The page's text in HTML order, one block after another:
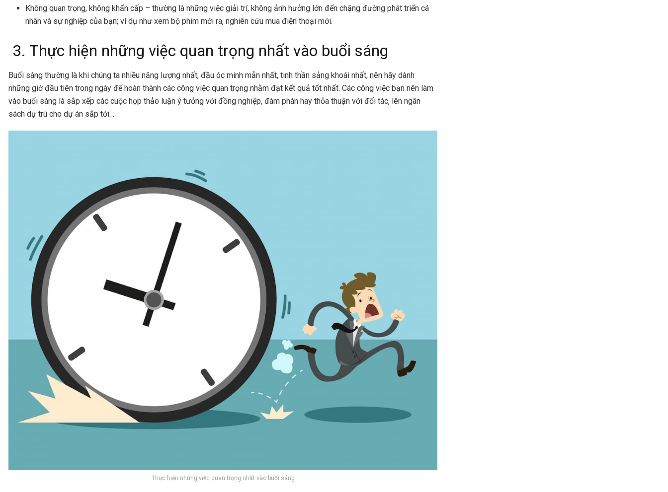
Không quan trọng, không khẩn cấp – thường là những việc giải trí, không ảnh hưởng lớn đến chặng đường phát triển cá
nhân và sự nghiệp của bạn; ví dụ như xem bộ phim mới ra, nghiên cứu mua điện thoại mới.
3. Thực hiện những việc quan trọng nhất vào buổi sáng
Buổi sáng thường là khi chúng ta nhiều năng lượng nhất, đầu óc minh mẫn nhất, tinh thần sảng khoái nhất, nên hãy dành
những giờ đầu tiên trong ngày để hoàn thành các công việc quan trọng nhằm đạt kết quả tốt nhất. Các công việc bạn nên làm
vào buổi sáng là sắp xếp các cuộc họp thảo luận ý tưởng với đồng nghiệp, đàm phán hay thỏa thuận với đối tác, lên ngân
sách dự trù cho dự án sắp tới…
Thực hiện những việc quan trọng nhất vào buổi sáng